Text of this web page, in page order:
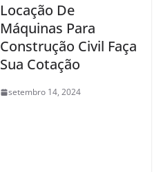
Locação De
Máquinas Para
Construção Civil Faça
Sua Cotação
setembro 14, 2024